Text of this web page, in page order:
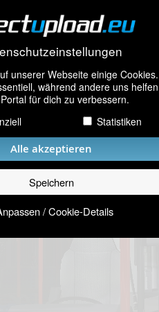
unserer Webseite einige Cookies.
während andere uns
für dich zu verbessern.
Statistiken
Alle akzeptieren
Speichern
/ Cookie-Details
Bilder